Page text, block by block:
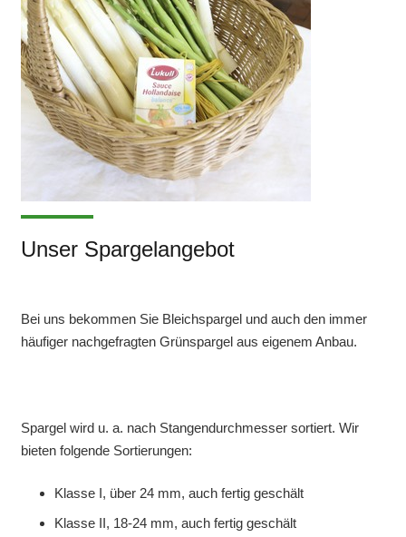
Unser Spargelangebot
Bei uns bekommen Sie Bleichspargel und auch den immer
häufiger nachgefragten Grünspargel aus eigenem Anbau.
Spargel wird u. a. nach Stangendurchmesser sortiert. Wir
bieten folgende Sortierungen:
Klasse I, über 24 mm, auch fertig geschält
Klasse II, 18-24 mm, auch fertig geschält